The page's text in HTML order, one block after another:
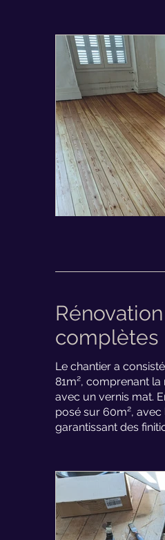
complètes
Le chantier a
81m², comprenant
avec un vernis mat.
posé sur 60m²,
garantissant des